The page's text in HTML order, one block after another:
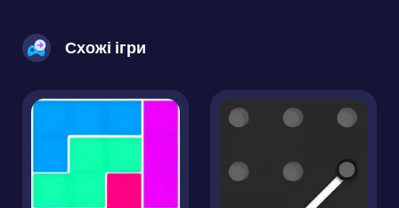
Схожі ігри